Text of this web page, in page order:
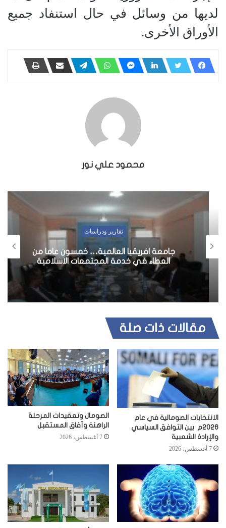
لديها من وسائل في حال استنفاد جميع
الأوراق الأخرى.
محمود علي نور
تقارير ودراسات
جامعة افريقيا العالمية… خمسون عاما من
العطاء في خدمة المجتمعات الاسلامية
مقالات ذات صلة
الانتخابات الصومالية في عام
2026م بين التوافق السياسي
والإرادة الشعبية
7 أغسطس، 2026
الصومال وتعقيدات المرحلة
الراهنة وآفاق المستقبل
7 أغسطس، 2026